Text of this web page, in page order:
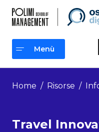
contenuto
Menù
Menù
Home / Risorse /
Travel